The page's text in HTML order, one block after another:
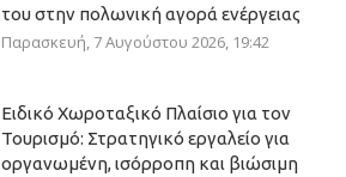
του στην πολωνική αγορά ενέργειας
Παρασκευή, 7 Αυγούστου 2026, 19:42
Ειδικό Χωροταξικό Πλαίσιο για τον
Τουρισμό: Στρατηγικό εργαλείο για
οργανωμένη, ισόρροπη και βιώσιμη